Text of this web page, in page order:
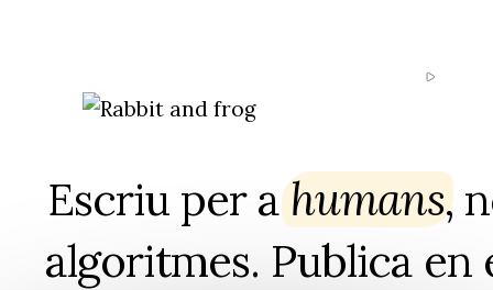
Escriu per ahumans⁠,
algoritmes. Publica en